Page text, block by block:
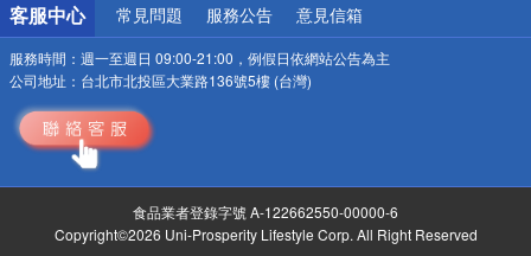
客服中心 常見問題 服務公告 意見信箱
服務時間： 週一至週日 09:00-21:00，例假日依網站公告為主
公司地址： 台北市北投區大業路136號5樓 (台灣)
食品業者登錄字號 A-122662550-00000-6
Copyright©2026 Uni-Prosperity Lifestyle Corp. All Right Reserved